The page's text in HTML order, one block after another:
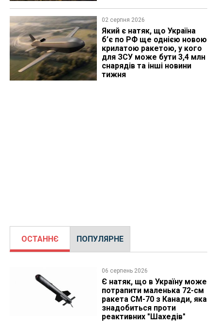
02 серпня 2026
Який є натяк, що Україна
б’є по РФ ще однією новою
крилатою ракетою, у кого
для ЗСУ може бути 3,4 млн
снарядів та інші новини
тижня
ОСТАННЄ ПОПУЛЯРНЕ
06 серпень 2026
Є натяк, що в Україну може
потрапити маленька 72-см
ракета CM-70 з Канади, яка
знадобиться проти
реактивних "Шахедів"